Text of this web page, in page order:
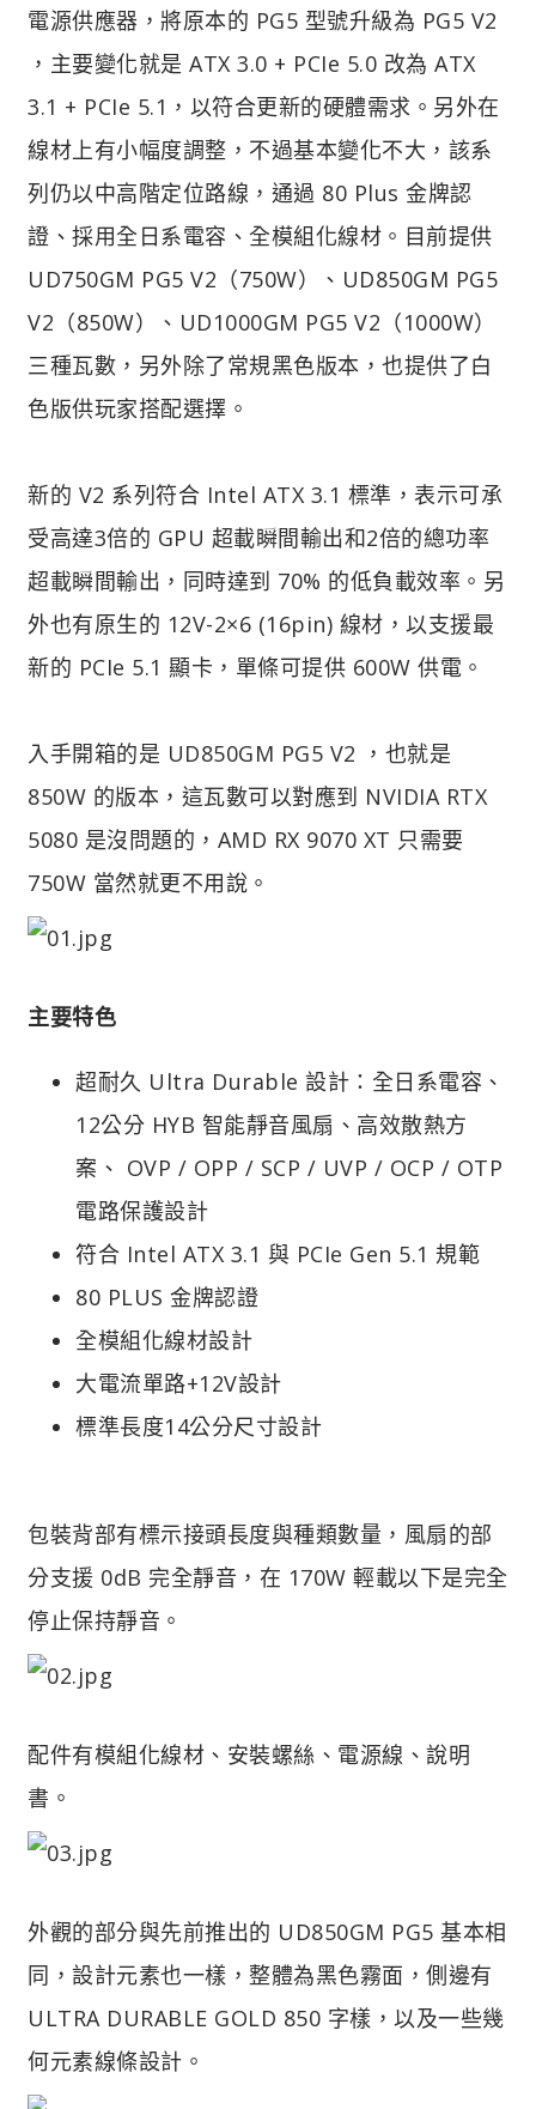
電源供應器，將原本的 PG5 型號升級為 PG5 V2
，主要變化就是 ATX 3.0 + PCIe 5.0 改為 ATX
3.1 + PCIe 5.1，以符合更新的硬體需求。另外在
線材上有小幅度調整，不過基本變化不大，該系
列仍以中高階定位路線，通過 80 Plus 金牌認
證、採用全日系電容、全模組化線材。目前提供
UD750GM PG5 V2（750W）、UD850GM PG5
V2（850W）、UD1000GM PG5 V2（1000W）
三種瓦數，另外除了常規黑色版本，也提供了白
色版供玩家搭配選擇。
新的 V2 系列符合 Intel ATX 3.1 標準，表示可承
受高達3倍的 GPU 超載瞬間輸出和2倍的總功率
超載瞬間輸出，同時達到 70% 的低負載效率。另
外也有原生的 12V-2×6 (16pin) 線材，以支援最
新的 PCIe 5.1 顯卡，單條可提供 600W 供電。
入手開箱的是 UD850GM PG5 V2 ，也就是
850W 的版本，這瓦數可以對應到 NVIDIA RTX
5080 是沒問題的，AMD RX 9070 XT 只需要
750W 當然就更不用說。
主要特色
超耐久 Ultra Durable 設計：全日系電容、
12公分 HYB 智能靜音風扇、高效散熱方
案、 OVP / OPP / SCP / UVP / OCP / OTP
電路保護設計
符合 Intel ATX 3.1 與 PCIe Gen 5.1 規範
80 PLUS 金牌認證
全模組化線材設計
大電流單路+12V設計
標準長度14公分尺寸設計
包裝背部有標示接頭長度與種類數量，風扇的部
分支援 0dB 完全靜音，在 170W 輕載以下是完全
停止保持靜音。
配件有模組化線材、安裝螺絲、電源線、說明
書。
外觀的部分與先前推出的 UD850GM PG5 基本相
同，設計元素也一樣，整體為黑色霧面，側邊有
ULTRA DURABLE GOLD 850 字樣，以及一些幾
何元素線條設計。